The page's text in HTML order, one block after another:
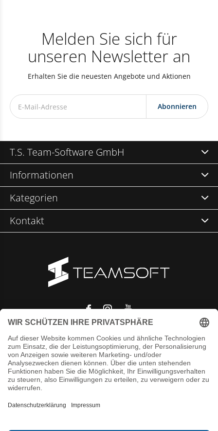
Melden Sie sich für
unseren Newsletter an
Erhalten Sie die neuesten Angebote und Aktionen
Abonnieren
T.S. Team-Software GmbH
Informationen
Kategorien
Kontakt
© Copyright2026- Theme RePos - Theme ByDMWSxPlus+-
feed